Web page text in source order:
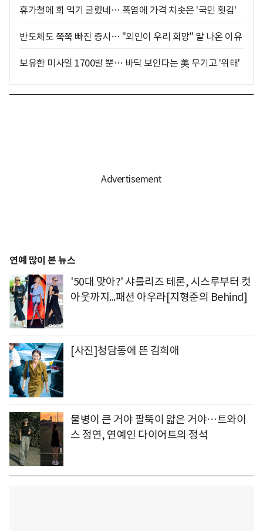
휴가철에 회 먹기 글렀네… 폭염에 가격 치솟은 '국민 횟감'
반도체도 쭉쭉 빠진 증시… "외인이 우리 희망" 말 나온 이유
보유한 미사일 1700발 뿐… 바닥 보인다는 美 무기고 '위태'
연예 많이 본 뉴스
'50대 맞아?' 샤를리즈 테론, 시스루부터 컷
아웃까지...패션 아우라[지형준의 Behind]
[사진]청담동에 뜬 김희애
물병이 큰 거야 팔뚝이 얇은 거야…트와이
스 정연, 연예인 다이어트의 정석